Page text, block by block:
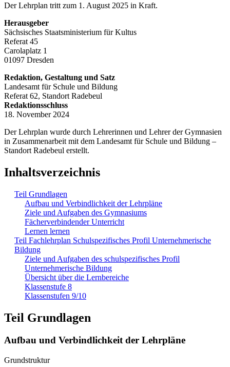
Der Lehrplan tritt zum 1. August 2025 in Kraft.
Herausgeber
Sächsisches Staatsministerium für Kultus
Referat 45
Carolaplatz 1
01097 Dresden
Redaktion, Gestaltung und Satz
Landesamt für Schule und Bildung
Referat 62, Standort Radebeul
Redaktionsschluss
18. November 2024
Der Lehrplan wurde durch Lehrerinnen und Lehrer der Gymnasien
in Zusammenarbeit mit dem Landesamt für Schule und Bildung –
Standort Radebeul erstellt.
Inhaltsverzeichnis
Teil Grundlagen
Aufbau und Verbindlichkeit der Lehrpläne
Ziele und Aufgaben des Gymnasiums
Fächerverbindender Unterricht
Lernen lernen
Teil Fachlehrplan Schulspezifisches Profil Unternehmerische
Bildung
Ziele und Aufgaben des schulspezifisches Profil
Unternehmerische Bildung
Übersicht über die Lernbereiche
Klassenstufe 8
Klassenstufen 9/10
Teil Grundlagen
Aufbau und Verbindlichkeit der Lehrpläne
Grundstruktur